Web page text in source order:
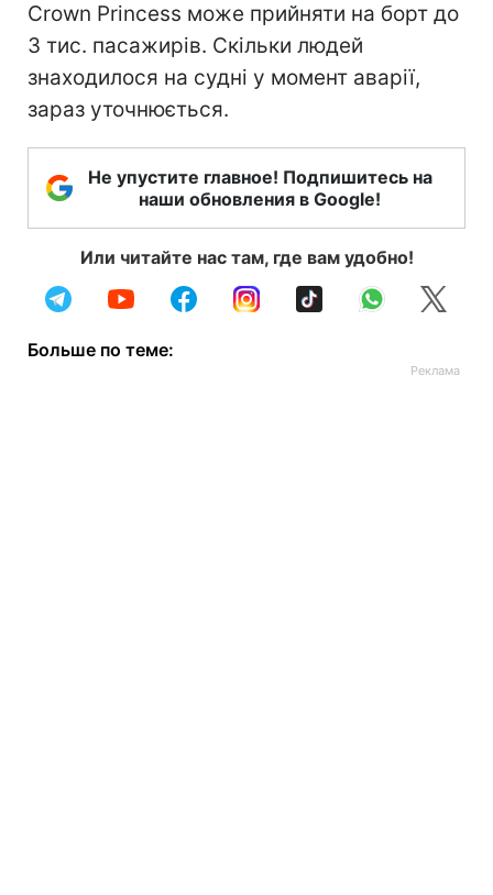
Crown Princess може прийняти на борт до
3 тис. пасажирів. Скільки людей
знаходилося на судні у момент аварії,
зараз уточнюється.
Не упустите главное! Подпишитесь на
наши обновления в Google!
Или читайте нас там, где вам удобно!
Больше по теме: